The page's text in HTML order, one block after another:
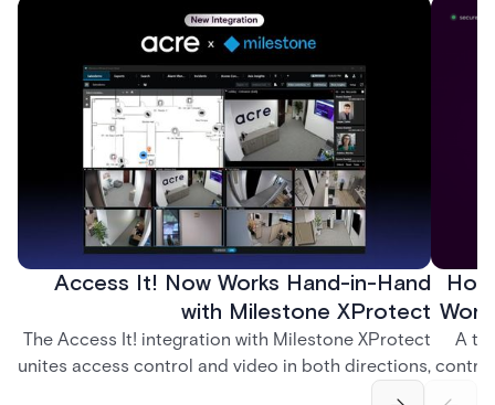
A
Access It! Now Works Hand-in-Hand
with Milestone XProtect
The Access It! integration with Milestone XProtect
unites access control and video in both directions,